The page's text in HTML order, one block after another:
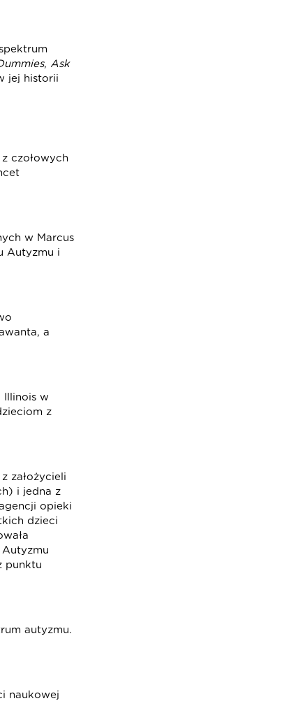
, Ask
jej historii
czołowych
w Marcus
Autyzmu i
a
Illinois w
z
założycieli
i jedna z
opieki
dzieci
punktu
autyzmu.
naukowej